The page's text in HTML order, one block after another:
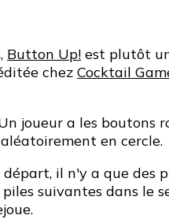
Button Up! est plutôt
chez Cocktail
joueur a les boutons
en cercle.
il n'y a que des
suivantes dans le